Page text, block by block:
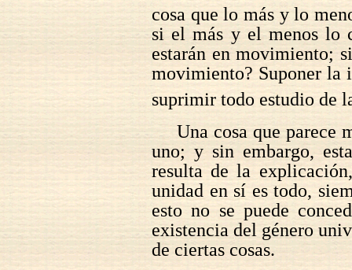
cosa que lo más y lo
si el más y el menos lo
estarán en movimiento;
movimiento? Suponer la
suprimir todo estudio de
Una cosa que parece
uno; y sin embargo,
resulta de la
unidad en sí es todo,
esto no se puede
existencia del género
de ciertas cosas.